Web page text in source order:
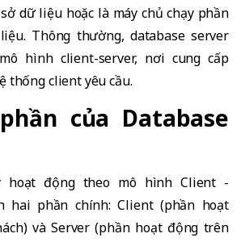
dữ liệu hoặc là máy chủ chạy phần
Thông thường, database server
hình client-server, nơi cung cấp
thống client yêu cầu.
của Database
hoạt động theo mô hình Client -
hai phần chính: Client (phần hoạt
và Server (phần hoạt động trên